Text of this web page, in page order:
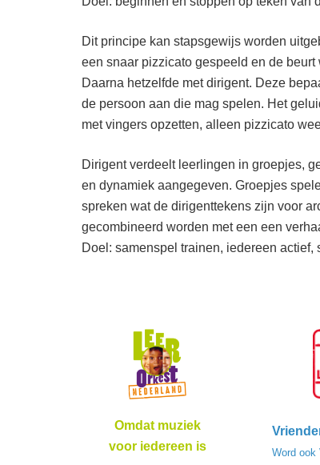
Dit principe kan stapsgewijs worden
een snaar pizzicato gespeeld en de
Daarna hetzelfde met dirigent. Deze
de persoon aan die mag spelen. Het
met vingers opzetten, alleen pizzicato
Dirigent verdeelt leerlingen in groepjes,
en dynamiek aangegeven. Groepjes
spreken wat de dirigenttekens zijn voor
gecombineerd worden met een een
Doel: samenspel trainen, iedereen
Omdat muziek
voor iedereen is
Word ook